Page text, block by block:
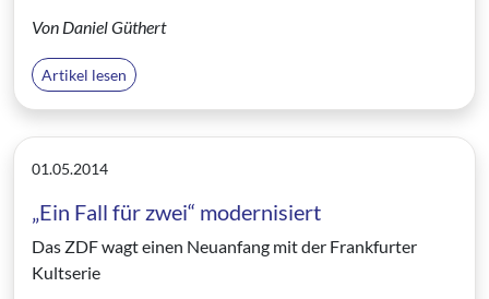
Von Daniel Güthert
Artikel lesen
01.05.2014
„Ein Fall für zwei“ modernisiert
Das ZDF wagt einen Neuanfang mit der Frankfurter
Kultserie